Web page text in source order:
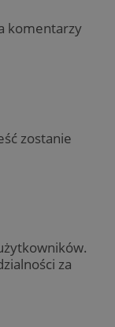
komentarzy
zostanie
za